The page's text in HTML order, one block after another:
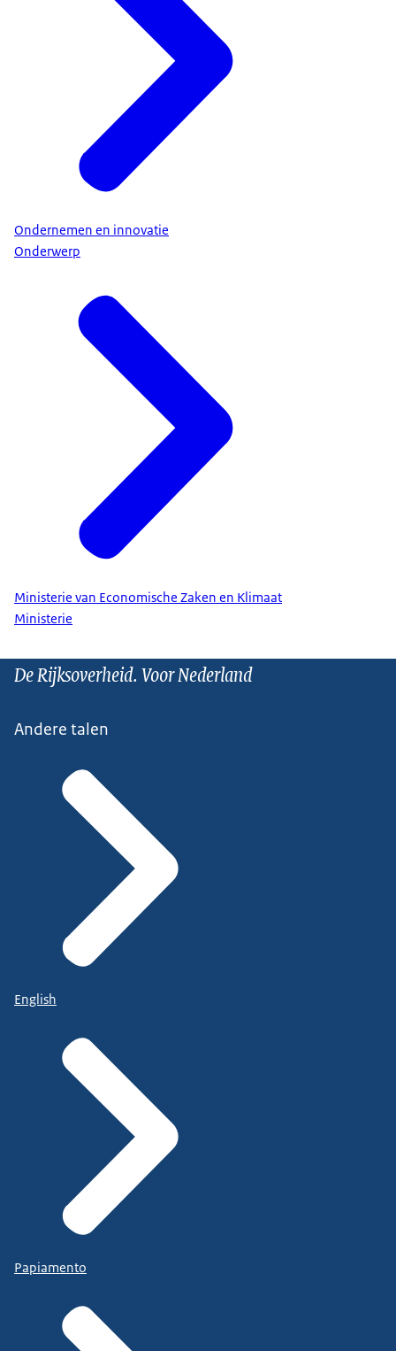
Ondernemen en innovatie
Onderwerp
Ministerie van Economische Zaken en Klimaat
Ministerie
De Rijksoverheid. Voor Nederland
Andere talen
English
Papiamento